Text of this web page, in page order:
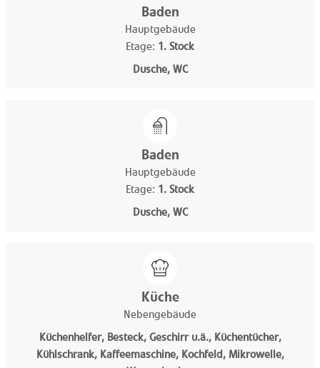
Baden
Hauptgebäude
Etage: 1. Stock
Dusche, WC
Baden
Hauptgebäude
Etage: 1. Stock
Dusche, WC
Küche
Nebengebäude
Küchenhelfer, Besteck, Geschirr u.ä., Küchentücher,
Kühlschrank, Kaffeemaschine, Kochfeld, Mikrowelle,